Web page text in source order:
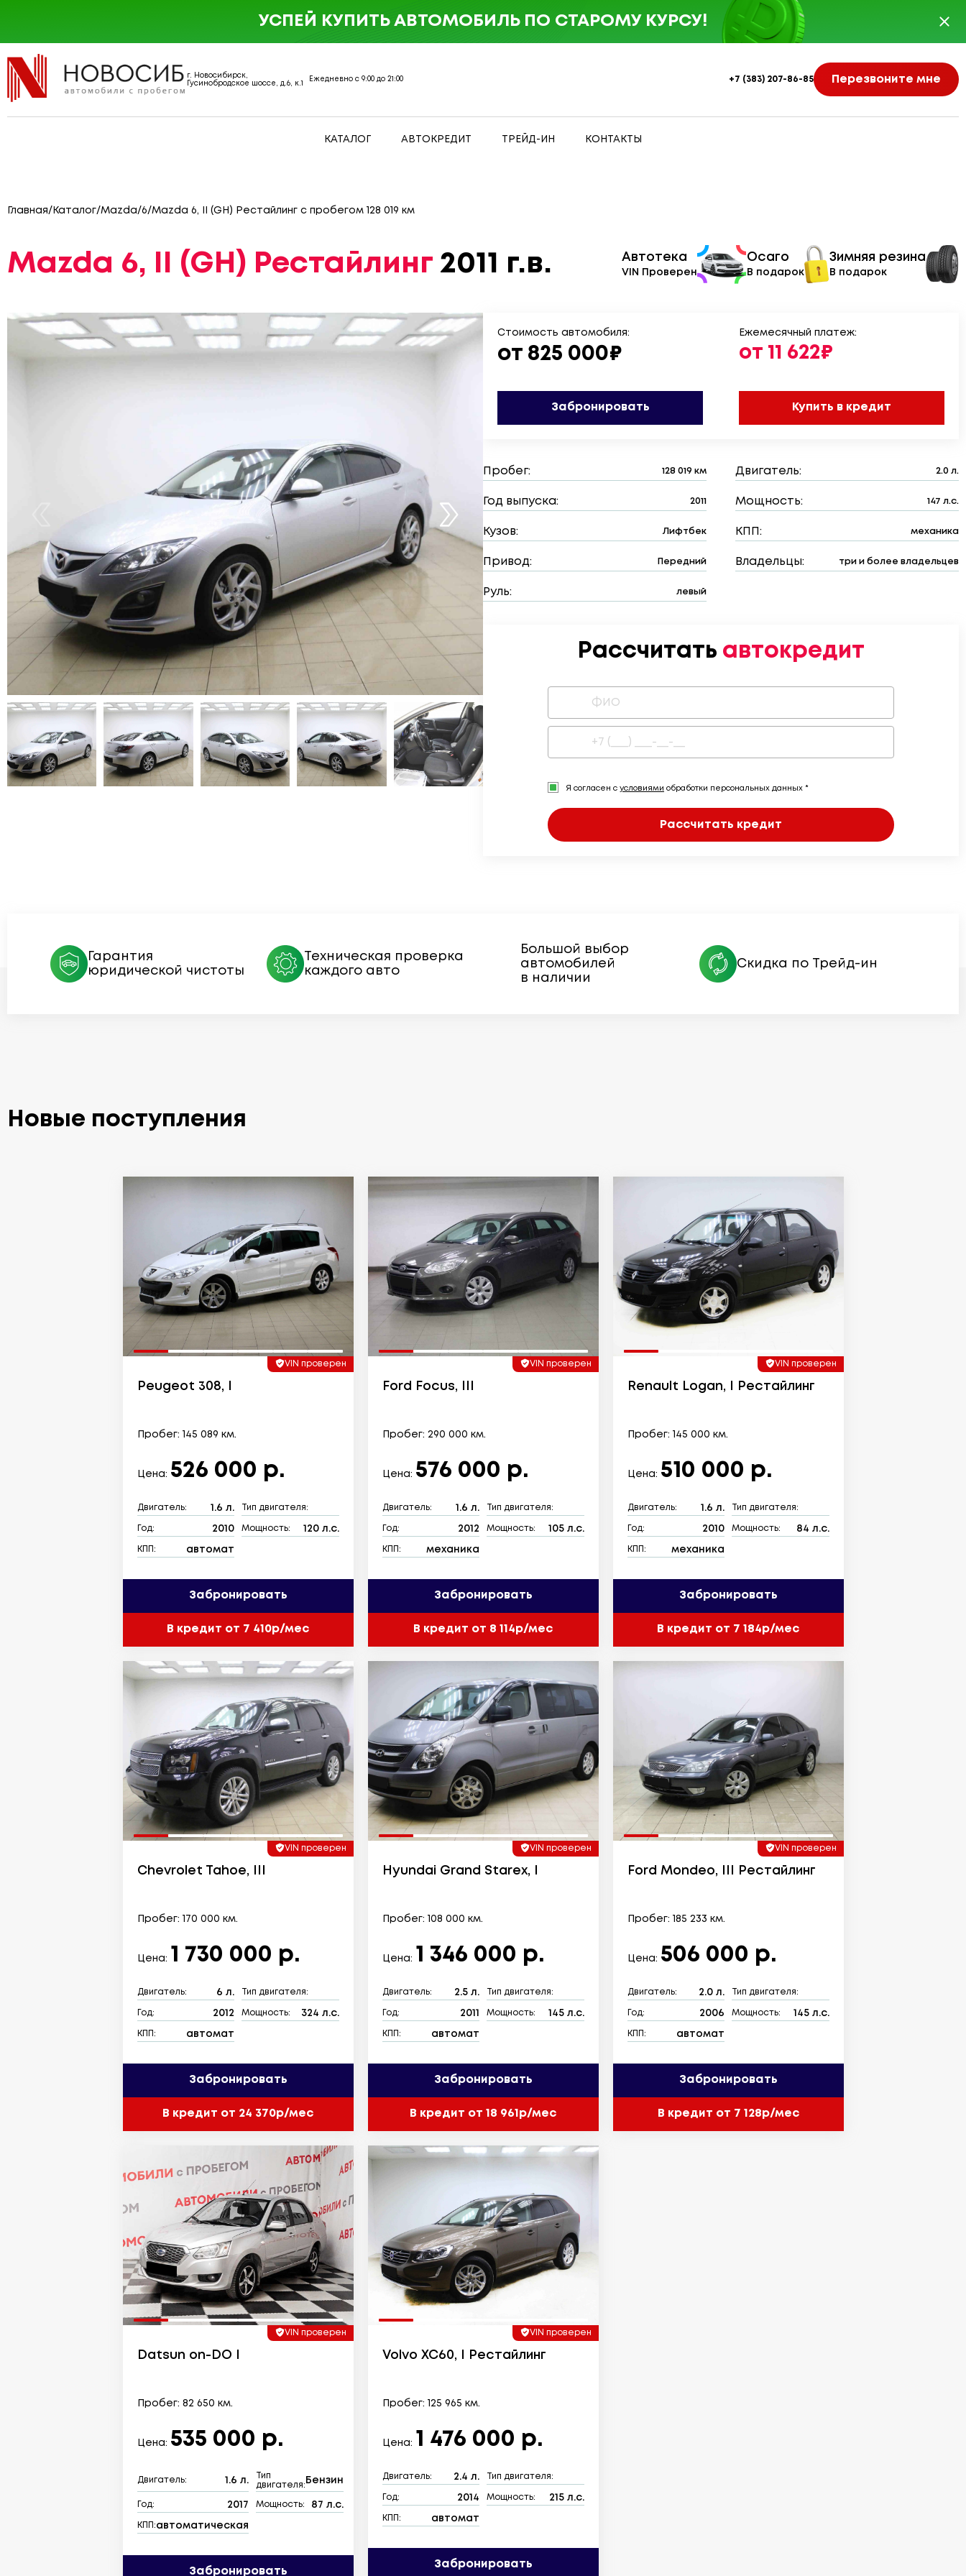
г. Новосибирск,
Гусинобродское шоссе, д.6, к.1
Ежедневно с 9:00 до 21:00 +7 (383) 207-86-85 Перезвоните мне
КАТАЛОГ АВТОКРЕДИТ ТРЕЙД-ИН КОНТАКТЫ
УСПЕЙ КУПИТЬ АВТОМОБИЛЬ ПО СТАРОМУ КУРСУ!
Главная/ Каталог/Mazda/6/Mazda 6, II (GH) Рестайлинг с пробегом 128 019 км
Mazda 6, II (GH) Рестайлинг 2011 г.в. Автотека
VIN Проверен
Осаго
В подарок
Зимняя резина
В подарок
Стоимость автомобиля:
от 825 000₽
Забронировать
Ежемесячный платеж:
от 11 622₽
Купить в кредит
Пробег: 128 019 км Двигатель: 2.0 л.
Год выпуска: 2011 Мощность: 147 л.с.
Кузов: Лифтбек КПП: механика
Привод: Передний Владельцы: три и более владельцев
Руль: левый
Рассчитать автокредит
Я согласен с условиями обработки персональных данных *
Рассчитать кредит
Гарантия
юридической чистоты
Техническая проверка
каждого авто
Большой выбор
автомобилей
в наличии
Скидка по Трейд-ин
Новые поступления
VIN проверен
Peugeot 308, I
Пробег: 145 089 км.
Цена: 526 000 р.
Двигатель: 1.6 л. Тип двигателя:
Год: 2010 Мощность: 120 л.с.
КПП: автомат
Забронировать
В кредит от 7 410р/мес
VIN проверен
Ford Focus, III
Пробег: 290 000 км.
Цена: 576 000 р.
Двигатель: 1.6 л. Тип двигателя:
Год: 2012 Мощность: 105 л.с.
КПП: механика
Забронировать
В кредит от 8 114р/мес
VIN проверен
Renault Logan, I Рестайлинг
Пробег: 145 000 км.
Цена: 510 000 р.
Двигатель: 1.6 л. Тип двигателя:
Год: 2010 Мощность: 84 л.с.
КПП: механика
Забронировать
В кредит от 7 184р/мес
VIN проверен
Chevrolet Tahoe, III
Пробег: 170 000 км.
Цена: 1 730 000 р.
Двигатель: 6 л. Тип двигателя:
Год: 2012 Мощность: 324 л.с.
КПП: автомат
Забронировать
В кредит от 24 370р/мес
VIN проверен
Hyundai Grand Starex, I
Пробег: 108 000 км.
Цена: 1 346 000 р.
Двигатель: 2.5 л. Тип двигателя:
Год: 2011 Мощность: 145 л.с.
КПП: автомат
Забронировать
В кредит от 18 961р/мес
VIN проверен
Ford Mondeo, III Рестайлинг
Пробег: 185 233 км.
Цена: 506 000 р.
Двигатель: 2.0 л. Тип двигателя:
Год: 2006 Мощность: 145 л.с.
КПП: автомат
Забронировать
В кредит от 7 128р/мес
VIN проверен
Datsun on-DO I
Пробег: 82 650 км.
Цена: 535 000 р.
Двигатель: 1.6 л.
Тип
двигателя:
Бензин
Год: 2017 Мощность: 87 л.с.
КПП:автоматическая
Забронировать
VIN проверен
Volvo XC60, I Рестайлинг
Пробег: 125 965 км.
Цена: 1 476 000 р.
Двигатель: 2.4 л. Тип двигателя:
Год: 2014 Мощность: 215 л.с.
КПП: автомат
Забронировать